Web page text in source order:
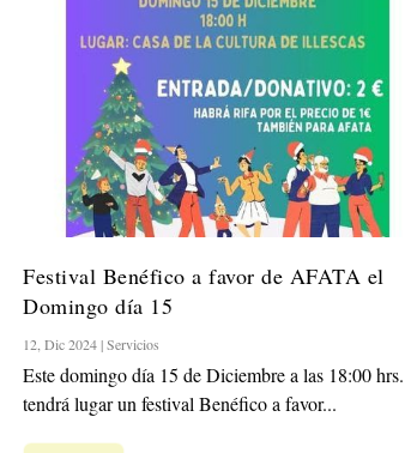
Festival Benéfico a favor de AFATA el
Domingo día 15
12, Dic 2024|Servicios
Este domingo día 15 de Diciembre a las 18:00 hrs.
tendrá lugar un festival Benéfico a favor...